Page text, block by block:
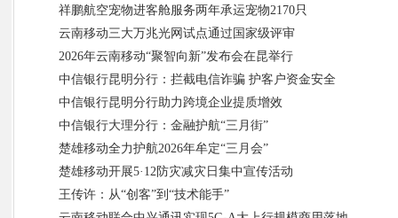
祥鹏航空宠物进客舱服务两年承运宠物2170只
云南移动三大万兆光网试点通过国家级评审
2026年云南移动“聚智向新”发布会在昆举行
中信银行昆明分行：拦截电信诈骗 护客户资金安全
中信银行昆明分行助力跨境企业提质增效
中信银行大理分行：金融护航“三月街”
楚雄移动全力护航2026年牟定“三月会”
楚雄移动开展5·12防灾减灾日集中宣传活动
王传许：从“创客”到“技术能手”